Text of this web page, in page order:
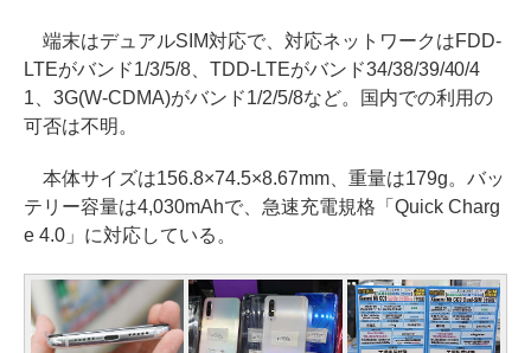
端末はデュアルSIM対応で、対応ネットワークはFDD-
LTEがバンド1/3/5/8、TDD-LTEがバンド34/38/39/40/4
1、3G(W-CDMA)がバンド1/2/5/8など。国内での利用の
可否は不明。
本体サイズは156.8×74.5×8.67mm、重量は179g。バッ
テリー容量は4,030mAhで、急速充電規格「Quick Charg
e 4.0」に対応している。